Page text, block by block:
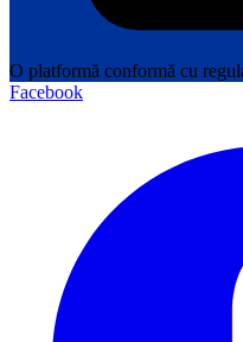
O platformă conformă cu
Facebook